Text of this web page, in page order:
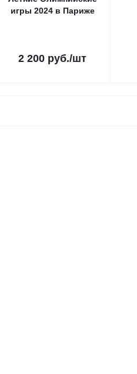
игры 2024 в Париже
2 200 руб./шт